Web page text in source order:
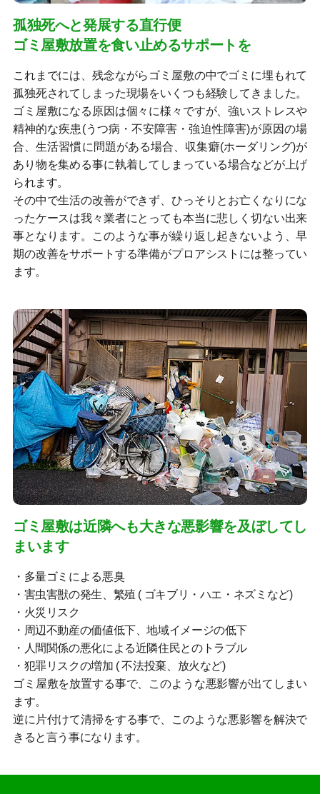
孤独死へと発展する直行便
ゴミ屋敷放置を食い止めるサポートを
これまでには、残念ながらゴミ屋敷の中でゴミに埋もれて
孤独死されてしまった現場をいくつも経験してきました。
ゴミ屋敷になる原因は個々に様々ですが、強いストレスや
精神的な疾患(うつ病・不安障害・強迫性障害)が原因の場
合、生活習慣に問題がある場合、収集癖(ホーダリング)が
あり物を集める事に執着してしまっている場合などが上げ
られます。
その中で生活の改善ができず、ひっそりとお亡くなりにな
ったケースは我々業者にとっても本当に悲しく切ない出来
事となります。このような事が繰り返し起きないよう、早
期の改善をサポートする準備がプロアシストには整ってい
ます。
ゴミ屋敷は近隣へも大きな悪影響を及ぼしてし
まいます
・多量ゴミによる悪臭
・害虫害獣の発生、繁殖 ( ゴキブリ・ハエ・ネズミなど)
・火災リスク
・周辺不動産の価値低下、地域イメージの低下
・人間関係の悪化による近隣住民とのトラブル
・犯罪リスクの増加 ( 不法投棄、放火など)
ゴミ屋敷を放置する事で、このような悪影響が出てしまい
ます。
逆に片付けて清掃をする事で、このような悪影響を解決で
きると言う事になります。